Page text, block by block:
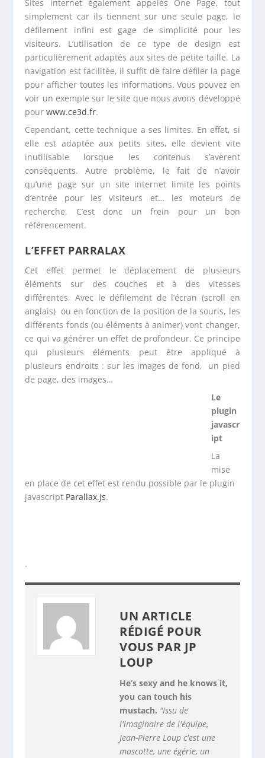
particulièrement adaptés aux sites de petite taille. La
navigation est facilitée, il suffit de faire défiler la page
pour afficher toutes les informations. Vous pouvez en
voir un exemple sur le site que nous avons développé
pourwww.ce3d.fr.
Cependant, cette technique a ses limites. En effet, si
elle est adaptée aux petits sites, elle devient vite
inutilisable lorsque les contenus s’avèrent
qu’une page sur un site internet limite les points
d’entrée pour les visiteurs et… les moteurs de
recherche. C’est donc un frein pour un bon
référencement.
L’EFFET PARRALAX
Cet effet permet le déplacement de plusieurs
différentes. Avec le défilement de l’écran (scroll en
différents fonds (ou éléments à animer) vont changer,
ce qui va générer un effet de profondeur. Ce principe
qui plusieurs éléments peut être appliqué à
plusieurs endroits : sur les images de fond, un pied
de page, des images…
Le
plugin javascript
La mise en place de cet effet est rendu possible par le
l'imaginaire de l'équipe,
Jean-Pierre Loup c'est une
mascotte, une égérie, un
mythe. Il vous propose dans
coulisses du web à travers la
plume virtuelle des gens qui
sont passés par l'agence
Keole : stagiaires, anciens
employés, amis, famille..."